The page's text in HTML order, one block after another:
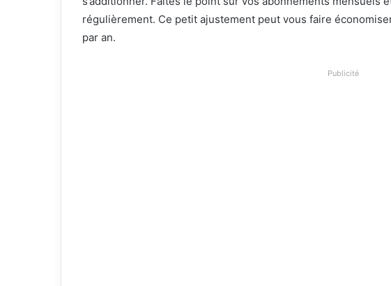
régulièrement. Ce petit ajustement peut vous faire
par an.
Publicité